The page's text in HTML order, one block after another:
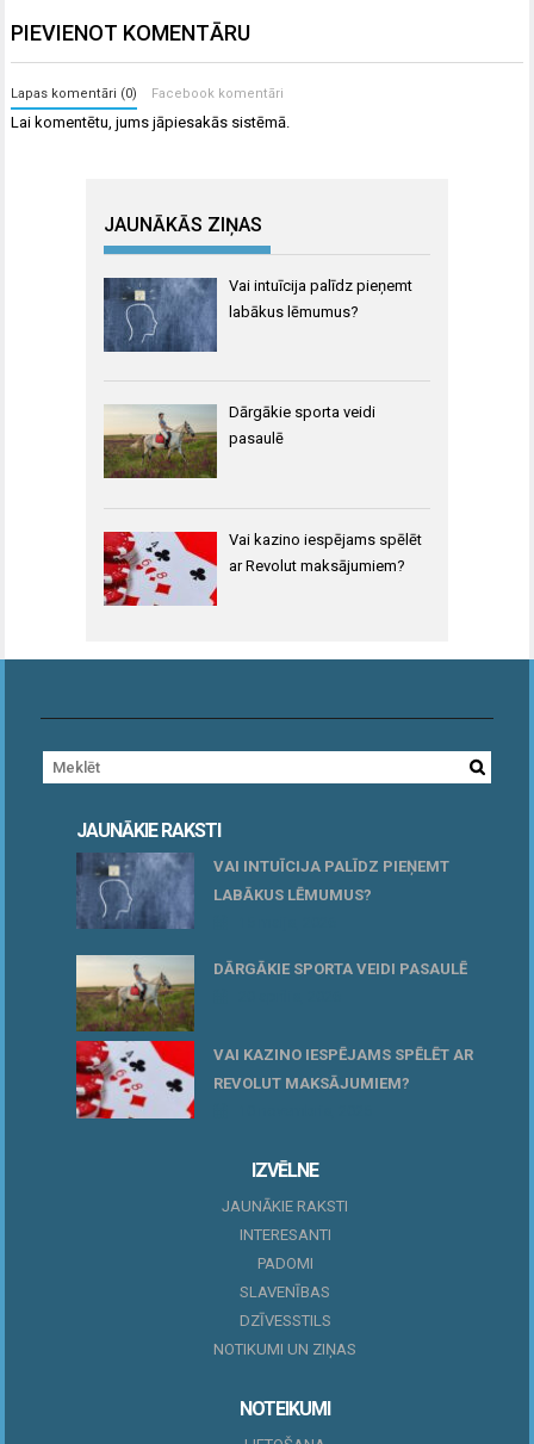
PIEVIENOT KOMENTĀRU
Lapas komentāri (0) Facebook komentāri
Lai komentētu, jumsjāpiesakās sistēmā.
JAUNĀKĀS ZIŅAS
Vai intuīcija palīdz pieņemt
labākus lēmumus?
Dārgākie sporta veidi
pasaulē
Vai kazino iespējams spēlēt
ar Revolut maksājumiem?
JAUNĀKIE RAKSTI
VAI INTUĪCIJA PALĪDZ PIEŅEMT
LABĀKUS LĒMUMUS?
DĀRGĀKIE SPORTA VEIDI PASAULĒ
VAI KAZINO IESPĒJAMS SPĒLĒT AR
REVOLUT MAKSĀJUMIEM?
IZVĒLNE
JAUNĀKIE RAKSTI
INTERESANTI
PADOMI
SLAVENĪBAS
DZĪVESSTILS
NOTIKUMI UN ZIŅAS
NOTEIKUMI